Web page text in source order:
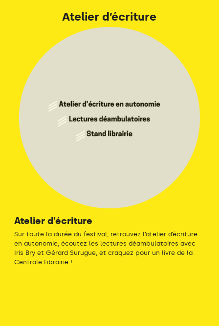
Atelier d’écriture
Atelier d’écriture
Sur toute la durée du festival, retrouvez l’atelier d’écriture
en autonomie, écoutez les lectures déambulatoires avec
Iris Bry et Gérard Surugue, et craquez pour un livre de la
Centrale Librairie !